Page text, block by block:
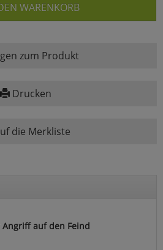
WARENKORB
zum Produkt
Drucken
die Merkliste
Angriff auf den Feind